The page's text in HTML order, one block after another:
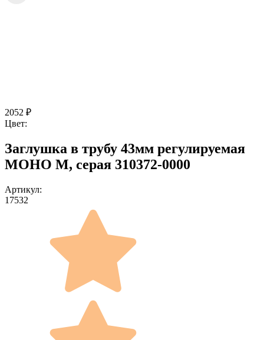
2052 ₽
Цвет:
Заглушка в трубу 43мм регулируемая
МОНО M, серая 310372-0000
Артикул:
17532